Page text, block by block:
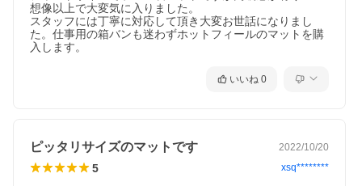
想像以上で大変気に入りました。
スタッフには丁寧に対応して頂き大変お世話になりまし
た。仕事用の箱バンも迷わずホットフィールのマットを購
入します。
いいね 0
ピッタリサイズのマットです 2022/10/20
5 xsq********